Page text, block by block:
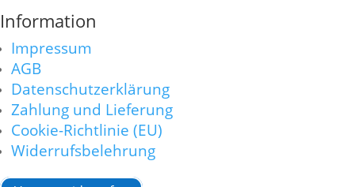
Information
Impressum
AGB
Datenschutzerklärung
Zahlung und Lieferung
Cookie-Richtlinie (EU)
Widerrufsbelehrung